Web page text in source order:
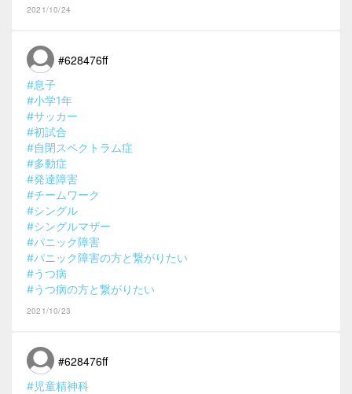
2021/10/24
#628476ff
#息子
#小学1年
#サッカー
#初試合
#自閉スペクトラム症
#多動症
#発達障害
#チームワーク
#シングル
#シングルマザー
#パニック障害
#パニック障害の方と繋がりたい
#うつ病
#うつ病の方と繋がりたい
2021/10/23
#628476ff
#児童精神科